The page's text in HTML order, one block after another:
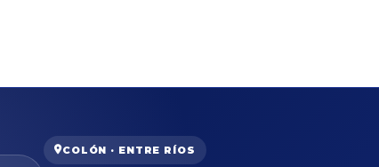
COLÓN · ENTRE RÍOS